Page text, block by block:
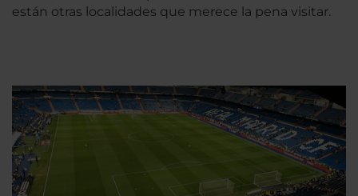
están otras localidades que merece la pena visitar.